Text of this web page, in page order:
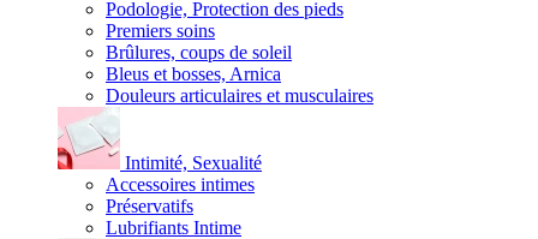
Podologie, Protection des pieds
Premiers soins
Brûlures, coups de soleil
Bleus et bosses, Arnica
Douleurs articulaires et musculaires
Intimité, Sexualité
Accessoires intimes
Préservatifs
Lubrifiants Intime